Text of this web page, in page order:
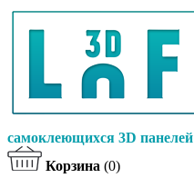
самоклеющихся 3D
Корзина (0)